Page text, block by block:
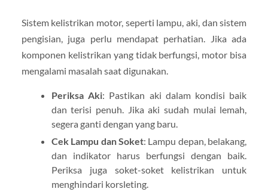
Sistem kelistrikan motor, seperti lampu, aki, dan sistem
pengisian, juga perlu mendapat perhatian. Jika ada
komponen kelistrikan yang tidak berfungsi, motor bisa
mengalami masalah saat digunakan.
Periksa Aki: Pastikan aki dalam kondisi baik
dan terisi penuh. Jika aki sudah mulai lemah,
segera ganti dengan yang baru.
Cek Lampu dan Soket: Lampu depan, belakang,
dan indikator harus berfungsi dengan baik.
Periksa juga soket-soket kelistrikan untuk
menghindari korsleting.